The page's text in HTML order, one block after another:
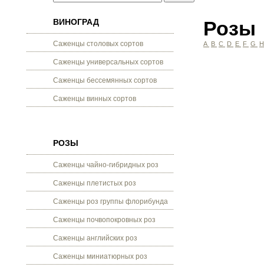
ВИНОГРАД
Саженцы столовых сортов
Саженцы универсальных сортов
Саженцы бессемянных сортов
Саженцы винных сортов
РОЗЫ
Саженцы чайно-гибридных роз
Саженцы плетистых роз
Саженцы роз группы флорибунда
Саженцы почвопокровных роз
Саженцы английских роз
Саженцы миниатюрных роз
Розы
A B C D E F G